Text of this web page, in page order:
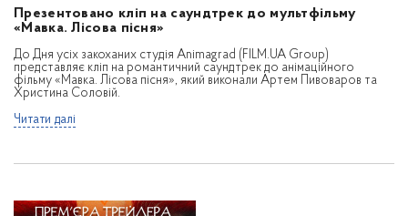
Презентовано кліп на саундтрек до мультфільму
«Мавка. Лісова пісня»
До Дня усіх закоханих студія Animagrad (FILM.UA Group)
представляє кліп на романтичний саундтрек до анімаційного
фільму «Мавка. Лісова пісня», який виконали Артем Пивоваров та
Христина Соловій.
Читати далі